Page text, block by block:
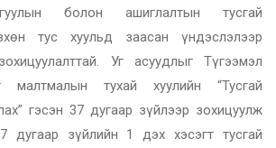
болон ашиглалтын тусгай
тус хуульд заасан үндэслэлээр
Уг асуудлыг Түгээмэл
малтмалын тухай хуулийн “Тусгай
гэсэн 37 дугаар зүйлээр зохицуулж
дугаар зүйлийн 1 дэх хэсэгт тусгай